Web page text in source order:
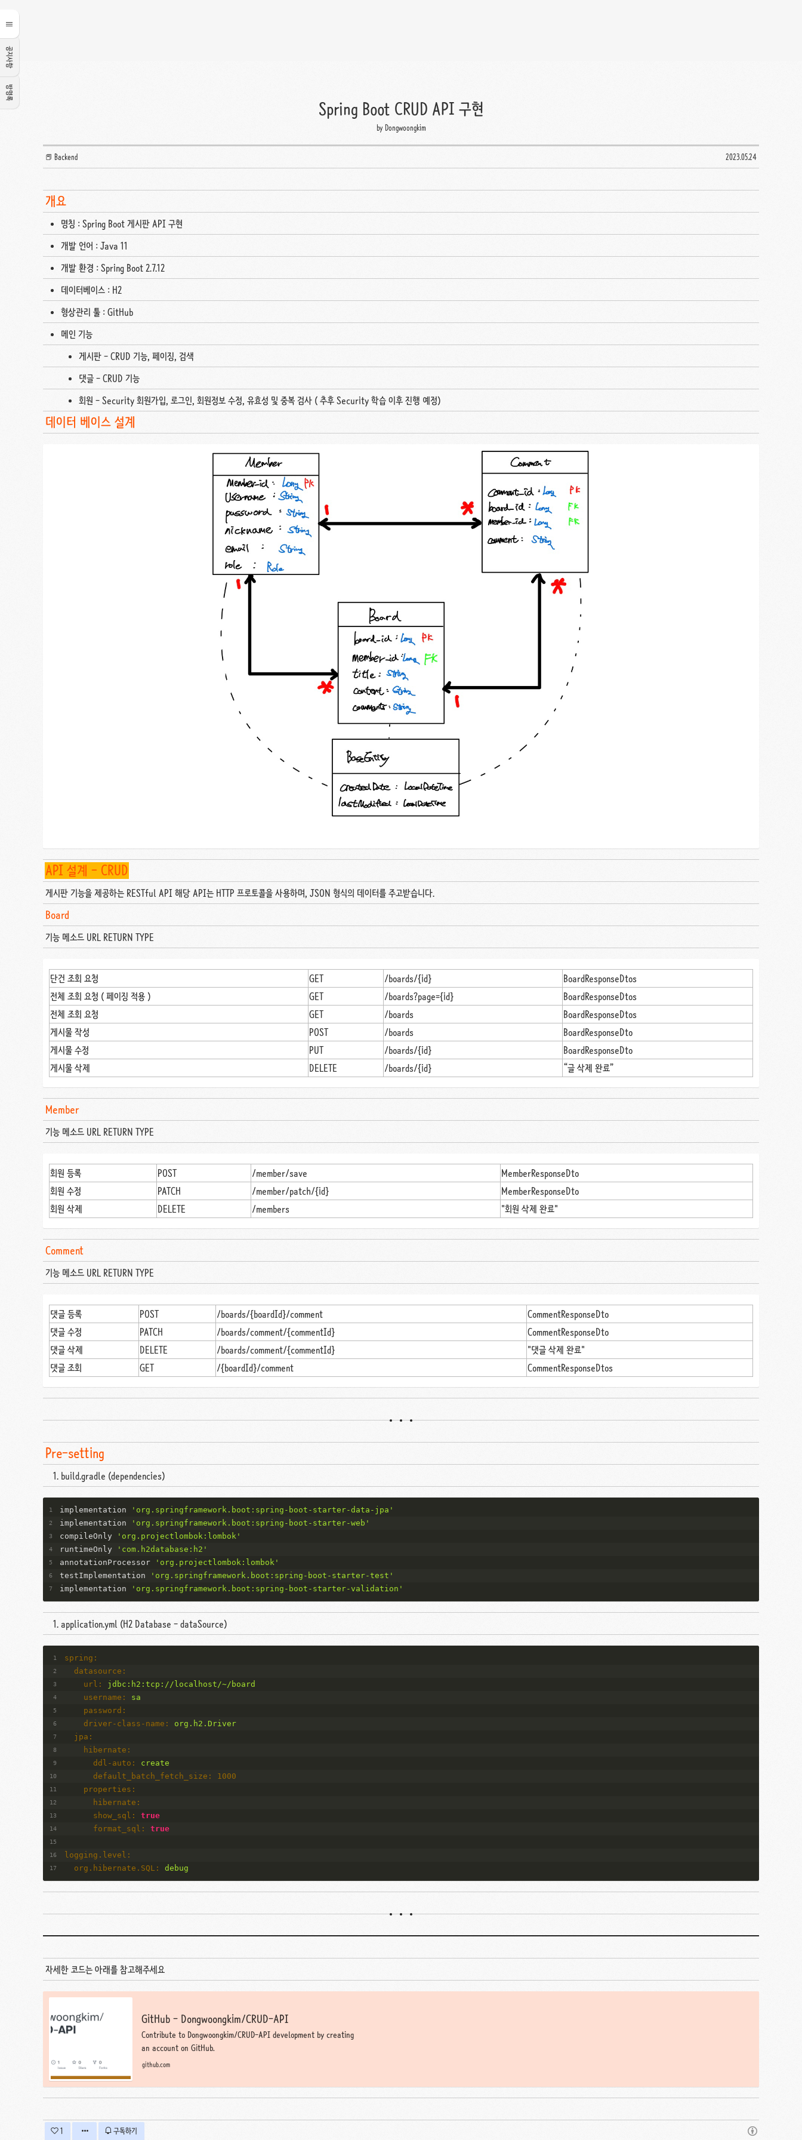
공지사항
방명록
Spring Boot CRUD API 구현
by Dongwoongkim
📕 Backend 2023.05.24
개요
명칭 : Spring Boot 게시판 API 구현
개발 언어 : Java 11
개발 환경 : Spring Boot 2.7.12
데이터베이스 : H2
형상관리 툴 : GitHub
메인 기능
게시판 - CRUD 기능, 페이징, 검색
댓글 - CRUD 기능
회원 - Security 회원가입, 로그인, 회원정보 수정, 유효성 및 중복 검사 ( 추후 Security 학습 이후 진행 예정)
데이터 베이스 설계
API 설계 - CRUD
게시판 기능을 제공하는 RESTful API 해당 API는 HTTP 프로토콜을 사용하며, JSON 형식의 데이터를 주고받습니다.
Board
기능 메소드 URL RETURN TYPE
단건 조회 요청 GET /boards/{id}
BoardResponseDtos
전체 조회 요청 ( 페이징 적용 )
GET /boards?page={id}
BoardResponseDtos
전체 조회 요청
GET /boards
BoardResponseDtos
게시물 작성
POST /boards
BoardResponseDto
게시물 수정
PUT /boards/{id}
BoardResponseDto
게시물 삭제
DELETE /boards/{id} “글 삭제 완료”
Member
기능 메소드 URL RETURN TYPE
회원 등록 POST /member/save
MemberResponseDto
회원 수정
PATCH /member/patch/{id}
MemberResponseDto
회원 삭제
DELETE /members "회원 삭제 완료"
Comment
기능 메소드 URL RETURN TYPE
댓글 등록 POST /boards/{boardId}/comment
CommentResponseDto
댓글 수정
PATCH /boards/comment/{commentId}
CommentResponseDto
댓글 삭제
DELETE /boards/comment/{commentId}
"댓글 삭제 완료"
댓글 조회
GET /{boardId}/comment CommentResponseDtos
Pre-setting
build.gradle (dependencies)
implementation
'org.springframework.boot:spring-boot-starter-data-jpa'
implementation
'org.springframework.boot:spring-boot-starter-web'
compileOnly
'org.projectlombok:lombok'
runtimeOnly
'com.h2database:h2'
annotationProcessor
'org.projectlombok:lombok'
testImplementation
'org.springframework.boot:spring-boot-starter-test'
implementation
'org.springframework.boot:spring-boot-starter-validation'
application.yml (H2 Database - dataSource)
spring:
datasource:
url:
jdbc:h2:tcp://localhost/~/board
username:
sa
password:
driver-class-name:
org.h2.Driver
jpa:
hibernate:
ddl-auto:
create
default_batch_fetch_size:
1000
properties:
hibernate:
show_sql:
true
format_sql:
true
logging.level:
org.hibernate.SQL:
debug
자세한 코드는 아래를 참고해주세요
GitHub - Dongwoongkim/CRUD-API
Contribute to Dongwoongkim/CRUD-API development by creating
an account on GitHub.
github.com
1 구독하기